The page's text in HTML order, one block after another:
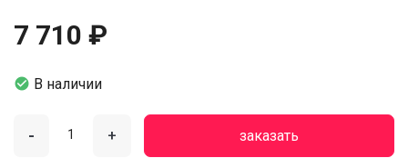
7 710 ₽
 В наличии
- + заказать